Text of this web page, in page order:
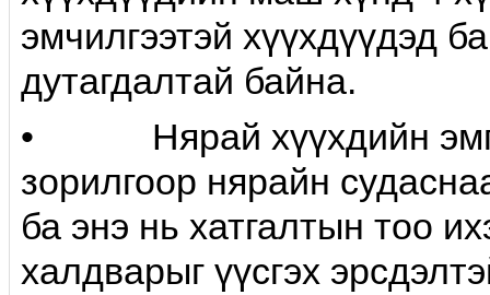
эмчилгээтэй хүүхдүүдэд
дутагдалтай байна.
• Нярай хүүхдийн
зорилгоор нярайн
ба энэ нь хатгалтын тоо
халдварыг үүсгэх